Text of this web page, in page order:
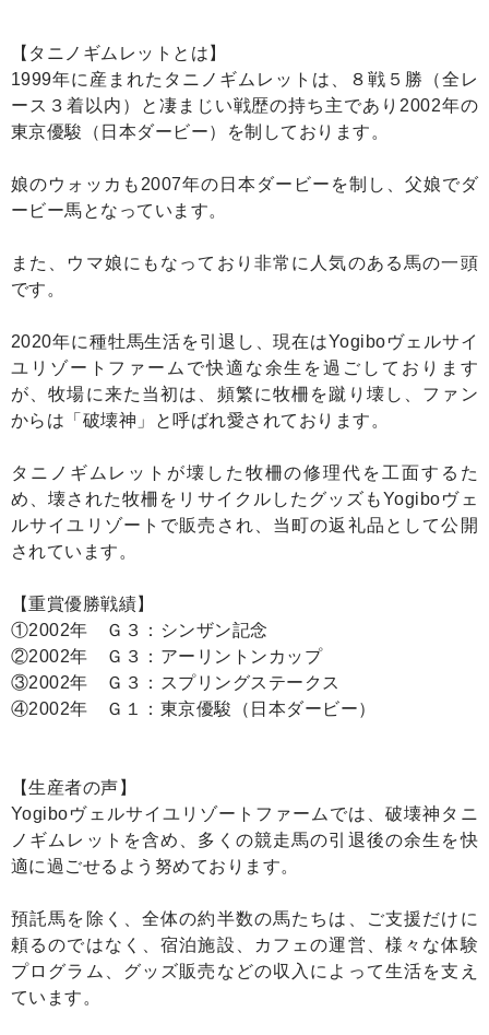
【タニノギムレットとは】
1999年に産まれたタニノギムレットは、８戦５勝（全レ
ース３着以内）と凄まじい戦歴の持ち主であり2002年の
東京優駿（日本ダービー）を制しております。
娘のウォッカも2007年の日本ダービーを制し、父娘でダ
ービー馬となっています。
また、ウマ娘にもなっており非常に人気のある馬の一頭
です。
2020年に種牡馬生活を引退し、現在はYogiboヴェルサイ
ユリゾートファームで快適な余生を過ごしております
が、牧場に来た当初は、頻繁に牧柵を蹴り壊し、ファン
からは「破壊神」と呼ばれ愛されております。
タニノギムレットが壊した牧柵の修理代を工面するた
め、壊された牧柵をリサイクルしたグッズもYogiboヴェ
ルサイユリゾートで販売され、当町の返礼品として公開
されています。
【重賞優勝戦績】
①2002年 Ｇ３：シンザン記念
②2002年 Ｇ３：アーリントンカップ
③2002年 Ｇ３：スプリングステークス
④2002年 Ｇ１：東京優駿（日本ダービー）
【生産者の声】
Yogiboヴェルサイユリゾートファームでは、破壊神タニ
ノギムレットを含め、多くの競走馬の引退後の余生を快
適に過ごせるよう努めております。
預託馬を除く、全体の約半数の馬たちは、ご支援だけに
頼るのではなく、宿泊施設、カフェの運営、様々な体験
プログラム、グッズ販売などの収入によって生活を支え
ています。